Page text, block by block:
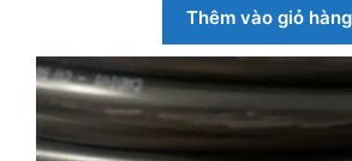
à
Thêm vào giỏ hàng